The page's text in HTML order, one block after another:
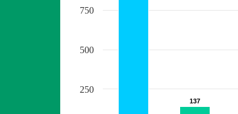
137
137
250
500
750